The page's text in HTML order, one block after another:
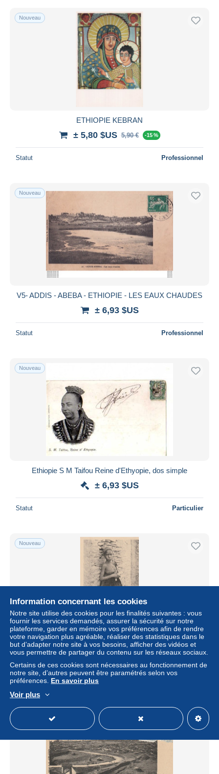
Nouveau
ETHIOPIE KEBRAN
± 5,80 $US 5,90 € -15 %
Statut Professionnel
Nouveau
V5- ADDIS - ABEBA - ETHIOPIE - LES EAUX CHAUDES
± 6,93 $US
Statut Professionnel
Nouveau
Ethiopie S M Taifou Reine d'Ethyopie, dos simple
± 6,93 $US
Statut Particulier
Nouveau
Petite bergère IROB
± 6,93 $US
Statut
Information concernant les cookies
Notre site utilise des cookies pour les finalités suivantes : vous
fournir les services demandés, assurer la sécurité sur notre
plateforme, garder en mémoire vos préférences afin de rendre
votre navigation plus agréable, réaliser des statistiques dans le
but d’adapter notre site à vos besoins, afficher des vidéos et
vous permettre de partager du contenu sur les réseaux sociaux.
Certains de ces cookies sont nécessaires au fonctionnement de
notre site, d’autres peuvent être paramétrés selon vos
préférences. En savoir plus
Voir plus